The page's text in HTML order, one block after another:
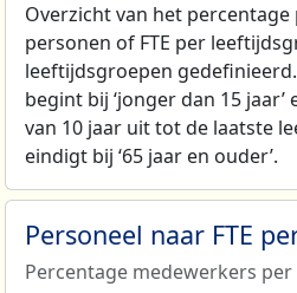
Overzicht van het
personen of FTE per
leeftijdsgroepen
begint bij ‘jonger dan 15
van 10 jaar uit tot de laatste
eindigt bij ‘65 jaar en ouder’.
Personeel naar FTE
Percentage medewerkers